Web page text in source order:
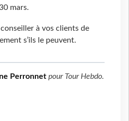
mars.
à vos clients de
s’ils le peuvent.
Perronnet pour Tour Hebdo.